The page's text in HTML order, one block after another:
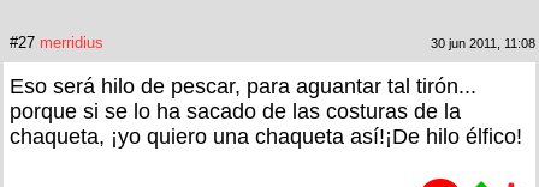
#27 merridius 30 jun 2011, 11:08
Eso será hilo de pescar, para aguantar tal tirón...
porque si se lo ha sacado de las costuras de la
chaqueta, ¡yo quiero una chaqueta así!¡De hilo élfico!